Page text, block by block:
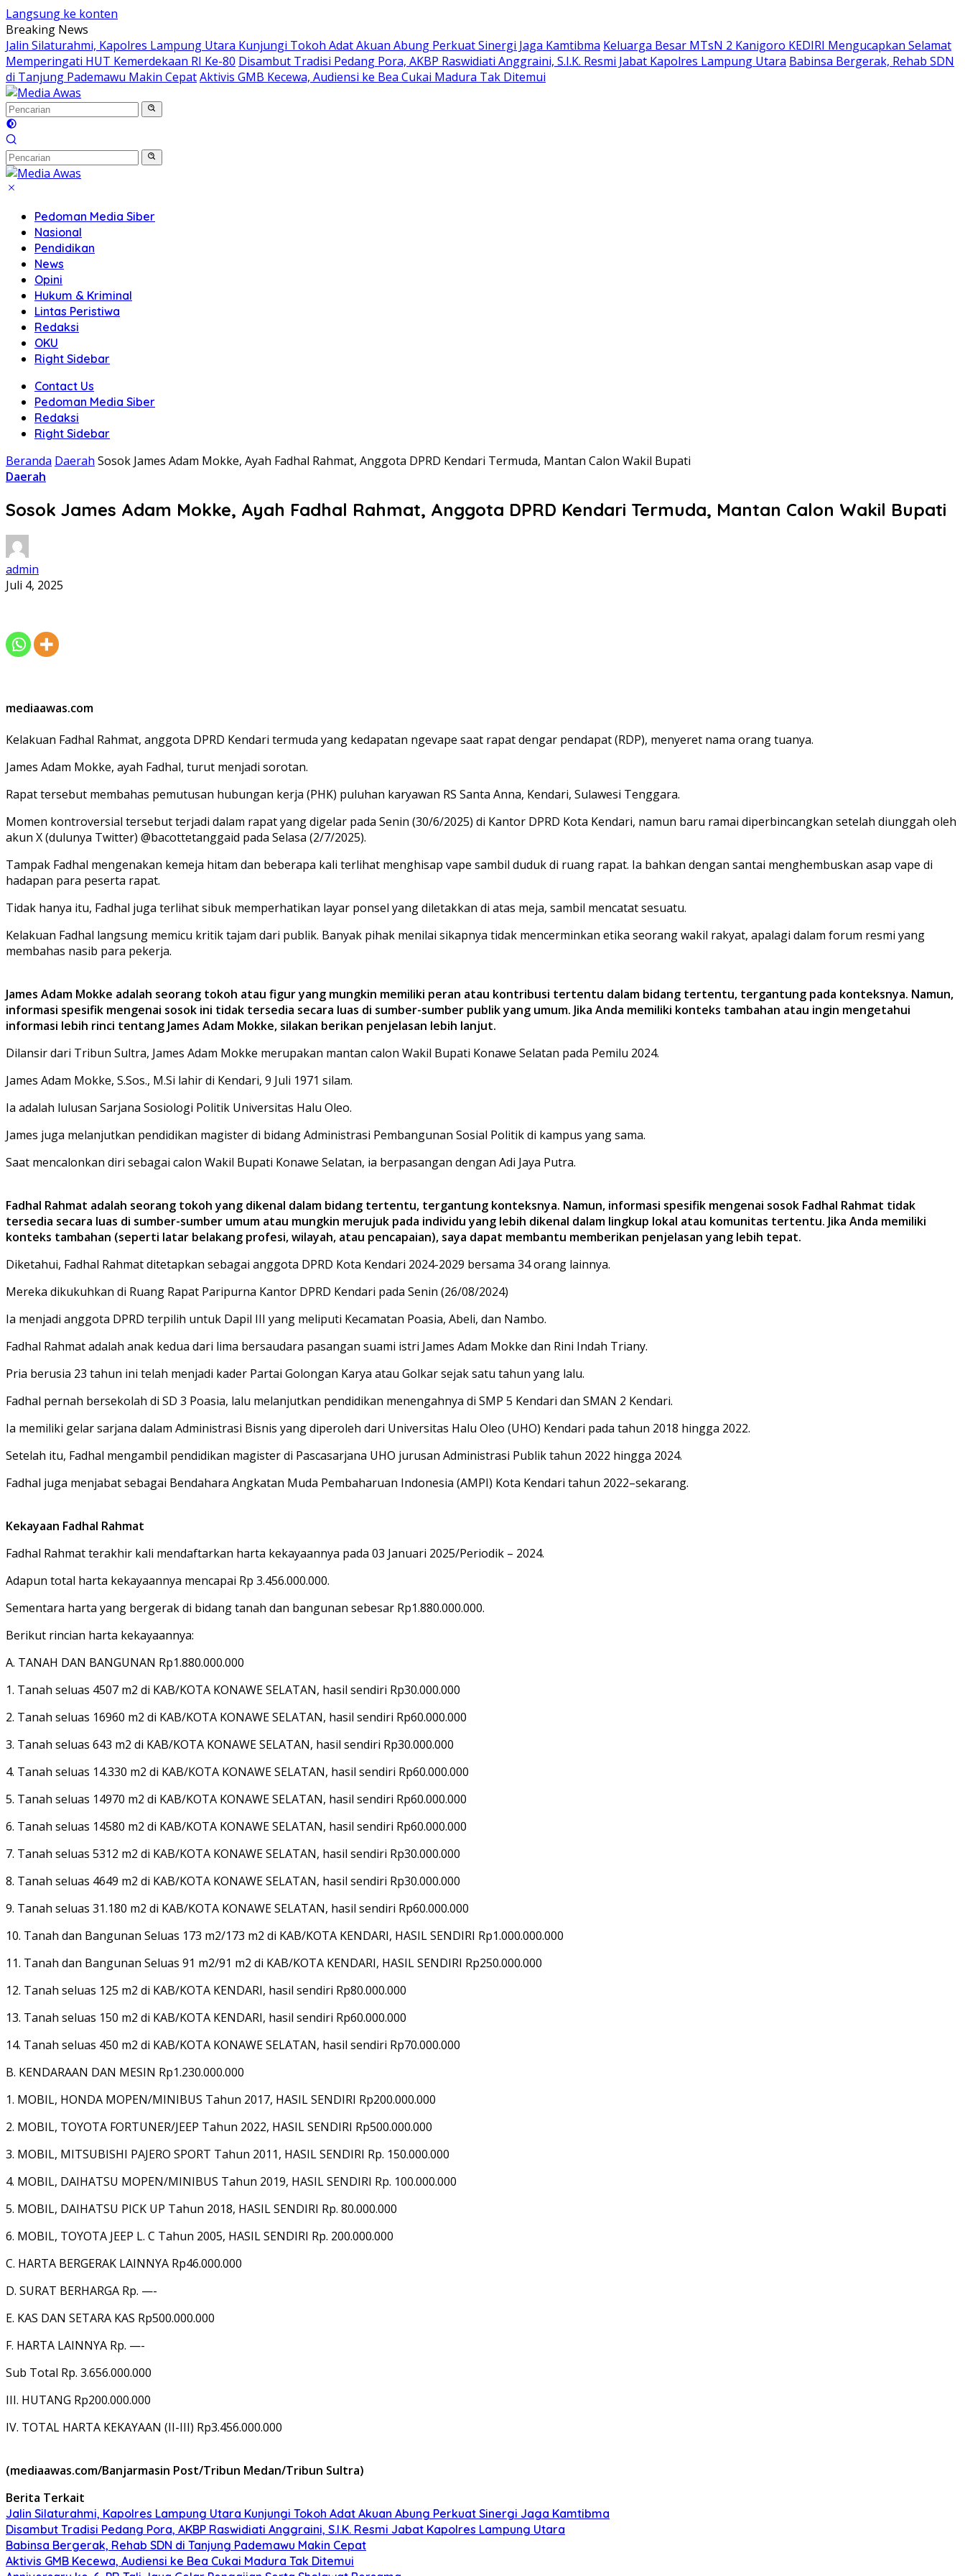
Langsung ke konten
Breaking News
Jalin Silaturahmi, Kapolres Lampung Utara Kunjungi Tokoh Adat Akuan Abung Perkuat Sinergi Jaga Kamtibma Keluarga Besar MTsN 2 Kanigoro KEDIRI Mengucapkan Selamat
Memperingati HUT Kemerdekaan RI Ke-80 Disambut Tradisi Pedang Pora, AKBP Raswidiati Anggraini, S.I.K. Resmi Jabat Kapolres Lampung Utara Babinsa Bergerak, Rehab SDN
di Tanjung Pademawu Makin CepatAktivis GMB Kecewa, Audiensi ke Bea Cukai Madura Tak Ditemui
Pedoman Media Siber
Nasional
Pendidikan
News
Opini
Hukum & Kriminal
Lintas Peristiwa
Redaksi
OKU
Right Sidebar
Contact Us
Pedoman Media Siber
Redaksi
Right Sidebar
Beranda Daerah Sosok James Adam Mokke, Ayah Fadhal Rahmat, Anggota DPRD Kendari Termuda, Mantan Calon Wakil Bupati
Daerah
Sosok James Adam Mokke, Ayah Fadhal Rahmat, Anggota DPRD Kendari Termuda, Mantan Calon Wakil Bupati
admin
Juli 4, 2025
mediaawas.com
Kelakuan Fadhal Rahmat, anggota DPRD Kendari termuda yang kedapatan ngevape saat rapat dengar pendapat (RDP), menyeret nama orang tuanya.
James Adam Mokke, ayah Fadhal, turut menjadi sorotan.
Rapat tersebut membahas pemutusan hubungan kerja (PHK) puluhan karyawan RS Santa Anna, Kendari, Sulawesi Tenggara.
Momen kontroversial tersebut terjadi dalam rapat yang digelar pada Senin (30/6/2025) di Kantor DPRD Kota Kendari, namun baru ramai diperbincangkan setelah diunggah oleh
akun X (dulunya Twitter) @bacottetanggaid pada Selasa (2/7/2025).
Tampak Fadhal mengenakan kemeja hitam dan beberapa kali terlihat menghisap vape sambil duduk di ruang rapat. Ia bahkan dengan santai menghembuskan asap vape di
hadapan para peserta rapat.
Tidak hanya itu, Fadhal juga terlihat sibuk memperhatikan layar ponsel yang diletakkan di atas meja, sambil mencatat sesuatu.
Kelakuan Fadhal langsung memicu kritik tajam dari publik. Banyak pihak menilai sikapnya tidak mencerminkan etika seorang wakil rakyat, apalagi dalam forum resmi yang
membahas nasib para pekerja.
James Adam Mokke adalah seorang tokoh atau figur yang mungkin memiliki peran atau kontribusi tertentu dalam bidang tertentu, tergantung pada konteksnya. Namun,
informasi spesifik mengenai sosok ini tidak tersedia secara luas di sumber-sumber publik yang umum. Jika Anda memiliki konteks tambahan atau ingin mengetahui
informasi lebih rinci tentang James Adam Mokke, silakan berikan penjelasan lebih lanjut.
Dilansir dari Tribun Sultra, James Adam Mokke merupakan mantan calon Wakil Bupati Konawe Selatan pada Pemilu 2024.
James Adam Mokke, S.Sos., M.Si lahir di Kendari, 9 Juli 1971 silam.
Ia adalah lulusan Sarjana Sosiologi Politik Universitas Halu Oleo.
James juga melanjutkan pendidikan magister di bidang Administrasi Pembangunan Sosial Politik di kampus yang sama.
Saat mencalonkan diri sebagai calon Wakil Bupati Konawe Selatan, ia berpasangan dengan Adi Jaya Putra.
Fadhal Rahmat adalah seorang tokoh yang dikenal dalam bidang tertentu, tergantung konteksnya. Namun, informasi spesifik mengenai sosok Fadhal Rahmat tidak
tersedia secara luas di sumber-sumber umum atau mungkin merujuk pada individu yang lebih dikenal dalam lingkup lokal atau komunitas tertentu. Jika Anda memiliki
konteks tambahan (seperti latar belakang profesi, wilayah, atau pencapaian), saya dapat membantu memberikan penjelasan yang lebih tepat.
Diketahui, Fadhal Rahmat ditetapkan sebagai anggota DPRD Kota Kendari 2024-2029 bersama 34 orang lainnya.
Mereka dikukuhkan di Ruang Rapat Paripurna Kantor DPRD Kendari pada Senin (26/08/2024)
Ia menjadi anggota DPRD terpilih untuk Dapil III yang meliputi Kecamatan Poasia, Abeli, dan Nambo.
Fadhal Rahmat adalah anak kedua dari lima bersaudara pasangan suami istri James Adam Mokke dan Rini Indah Triany.
Pria berusia 23 tahun ini telah menjadi kader Partai Golongan Karya atau Golkar sejak satu tahun yang lalu.
Fadhal pernah bersekolah di SD 3 Poasia, lalu melanjutkan pendidikan menengahnya di SMP 5 Kendari dan SMAN 2 Kendari.
Ia memiliki gelar sarjana dalam Administrasi Bisnis yang diperoleh dari Universitas Halu Oleo (UHO) Kendari pada tahun 2018 hingga 2022.
Setelah itu, Fadhal mengambil pendidikan magister di Pascasarjana UHO jurusan Administrasi Publik tahun 2022 hingga 2024.
Fadhal juga menjabat sebagai Bendahara Angkatan Muda Pembaharuan Indonesia (AMPI) Kota Kendari tahun 2022–sekarang.
Kekayaan Fadhal Rahmat
Fadhal Rahmat terakhir kali mendaftarkan harta kekayaannya pada 03 Januari 2025/Periodik – 2024.
Adapun total harta kekayaannya mencapai Rp 3.456.000.000.
Sementara harta yang bergerak di bidang tanah dan bangunan sebesar Rp1.880.000.000.
Berikut rincian harta kekayaannya:
A. TANAH DAN BANGUNAN Rp1.880.000.000
1. Tanah seluas 4507 m2 di KAB/KOTA KONAWE SELATAN, hasil sendiri Rp30.000.000
2. Tanah seluas 16960 m2 di KAB/KOTA KONAWE SELATAN, hasil sendiri Rp60.000.000
3. Tanah seluas 643 m2 di KAB/KOTA KONAWE SELATAN, hasil sendiri Rp30.000.000
4. Tanah seluas 14.330 m2 di KAB/KOTA KONAWE SELATAN, hasil sendiri Rp60.000.000
5. Tanah seluas 14970 m2 di KAB/KOTA KONAWE SELATAN, hasil sendiri Rp60.000.000
6. Tanah seluas 14580 m2 di KAB/KOTA KONAWE SELATAN, hasil sendiri Rp60.000.000
7. Tanah seluas 5312 m2 di KAB/KOTA KONAWE SELATAN, hasil sendiri Rp30.000.000
8. Tanah seluas 4649 m2 di KAB/KOTA KONAWE SELATAN, hasil sendiri Rp30.000.000
9. Tanah seluas 31.180 m2 di KAB/KOTA KONAWE SELATAN, hasil sendiri Rp60.000.000
10. Tanah dan Bangunan Seluas 173 m2/173 m2 di KAB/KOTA KENDARI, HASIL SENDIRI Rp1.000.000.000
11. Tanah dan Bangunan Seluas 91 m2/91 m2 di KAB/KOTA KENDARI, HASIL SENDIRI Rp250.000.000
12. Tanah seluas 125 m2 di KAB/KOTA KENDARI, hasil sendiri Rp80.000.000
13. Tanah seluas 150 m2 di KAB/KOTA KENDARI, hasil sendiri Rp60.000.000
14. Tanah seluas 450 m2 di KAB/KOTA KONAWE SELATAN, hasil sendiri Rp70.000.000
B. KENDARAAN DAN MESIN Rp1.230.000.000
1. MOBIL, HONDA MOPEN/MINIBUS Tahun 2017, HASIL SENDIRI Rp200.000.000
2. MOBIL, TOYOTA FORTUNER/JEEP Tahun 2022, HASIL SENDIRI Rp500.000.000
3. MOBIL, MITSUBISHI PAJERO SPORT Tahun 2011, HASIL SENDIRI Rp. 150.000.000
4. MOBIL, DAIHATSU MOPEN/MINIBUS Tahun 2019, HASIL SENDIRI Rp. 100.000.000
5. MOBIL, DAIHATSU PICK UP Tahun 2018, HASIL SENDIRI Rp. 80.000.000
6. MOBIL, TOYOTA JEEP L. C Tahun 2005, HASIL SENDIRI Rp. 200.000.000
C. HARTA BERGERAK LAINNYA Rp46.000.000
D. SURAT BERHARGA Rp. —-
E. KAS DAN SETARA KAS Rp500.000.000
F. HARTA LAINNYA Rp. —-
Sub Total Rp. 3.656.000.000
III. HUTANG Rp200.000.000
IV. TOTAL HARTA KEKAYAAN (II-III) Rp3.456.000.000
(mediaawas.com/Banjarmasin Post/Tribun Medan/Tribun Sultra)
Berita Terkait
Jalin Silaturahmi, Kapolres Lampung Utara Kunjungi Tokoh Adat Akuan Abung Perkuat Sinergi Jaga Kamtibma
Disambut Tradisi Pedang Pora, AKBP Raswidiati Anggraini, S.I.K. Resmi Jabat Kapolres Lampung Utara
Babinsa Bergerak, Rehab SDN di Tanjung Pademawu Makin Cepat
Aktivis GMB Kecewa, Audiensi ke Bea Cukai Madura Tak Ditemui